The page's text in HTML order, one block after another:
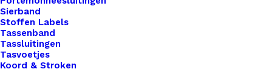
Sierband
Stoffen Labels
Tassenband
Tassluitingen
Tasvoetjes
Koord & Stroken